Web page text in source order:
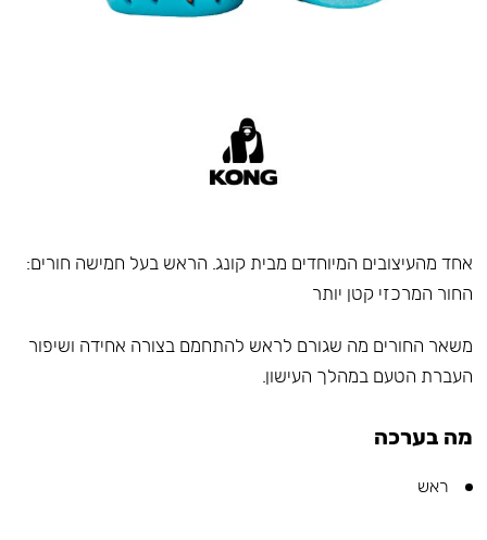
אחד מהעיצובים המיוחדים מבית קונג. הראש בעל חמישה חורים:
החור המרכזי קטן יותר
משאר החורים מה שגורם לראש להתחמם בצורה אחידה ושיפור
העברת הטעם במהלך העישון.
מה בערכה
ראש